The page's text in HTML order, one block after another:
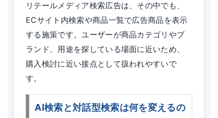
リテールメディア検索広告は、その中でも、
ECサイト内検索や商品一覧で広告商品を表示
する施策です。ユーザーが商品カテゴリやブ
ランド、用途を探している場面に近いため、
購入検討に近い接点として扱われやすいで
す。
AI検索と対話型検索は何を変えるの